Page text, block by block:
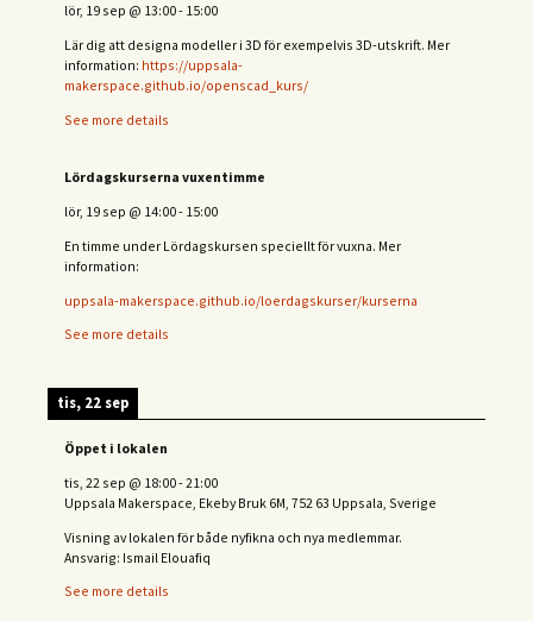
lör, 19 sep @ 13:00- 15:00
Lär dig att designa modeller i 3D för exempelvis 3D-utskrift. Mer
information: https://uppsala-
makerspace.github.io/openscad_kurs/
See more details
Lördagskurserna vuxentimme
lör, 19 sep @ 14:00- 15:00
En timme under Lördagskursen speciellt för vuxna. Mer
information:
uppsala-makerspace.github.io/loerdagskurser/kurserna
See more details
tis, 22 sep
Öppet i lokalen
tis, 22 sep @ 18:00-21:00
Uppsala Makerspace, Ekeby Bruk 6M, 752 63 Uppsala, Sverige
Visning av lokalen för både nyfikna och nya medlemmar.
Ansvarig: Ismail Elouafiq
See more details